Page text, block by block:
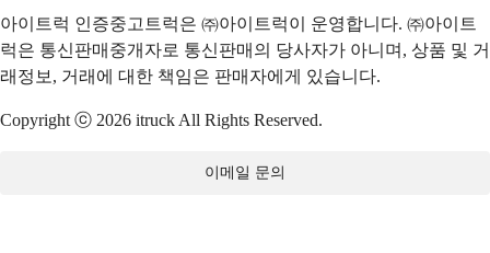
아이트럭 인증중고트럭은 ㈜아이트럭이 운영합니다. ㈜아이트
럭은 통신판매중개자로 통신판매의 당사자가 아니며, 상품 및 거
래정보, 거래에 대한 책임은 판매자에게 있습니다.
Copyright ⓒ 2026 itruck All Rights Reserved.
이메일 문의